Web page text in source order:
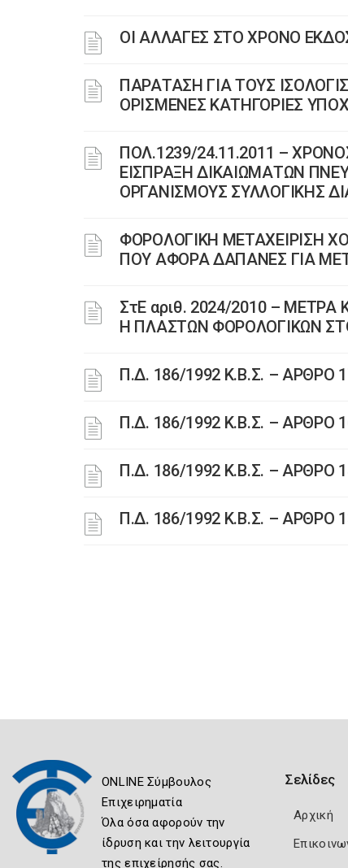
ΟΙ ΑΛΛΑΓΕΣ ΣΤΟ ΧΡΟΝΟ
ΠΑΡΑΤΑΣΗ ΓΙΑ ΤΟΥΣ
ΟΡΙΣΜΕΝΕΣ ΚΑΤΗΓΟΡΙΕΣ
ΠΟΛ.1239/24.11.2011 –
ΕΙΣΠΡΑΞΗ ΔΙΚΑΙΩΜΑΤΩΝ
ΟΡΓΑΝΙΣΜΟΥΣ ΣΥΛΛΟΓΙΚΗΣ
ΦΟΡΟΛΟΓΙΚΗ ΜΕΤΑΧΕΙΡΙΣΗ
ΠΟΥ ΑΦΟΡΑ ΔΑΠΑΝΕΣ ΓΙΑ
ΣτΕ αριθ. 2024/2010 –
Η ΠΛΑΣΤΩΝ ΦΟΡΟΛΟΓΙΚΩΝ
Π.Δ. 186/1992 Κ.Β.Σ. – ΑΡΘΡΟ
Π.Δ. 186/1992 Κ.Β.Σ. –
Π.Δ. 186/1992 Κ.Β.Σ. – ΑΡΘΡΟ
Π.Δ. 186/1992 Κ.Β.Σ. – ΑΡΘΡΟ
ONLINE Σύμβουλος
Επιχειρηματία
Όλα όσα αφορούν την
ίδρυση και την λειτουργία
της επιχείρησής σας.
Σελίδες
Αρχική